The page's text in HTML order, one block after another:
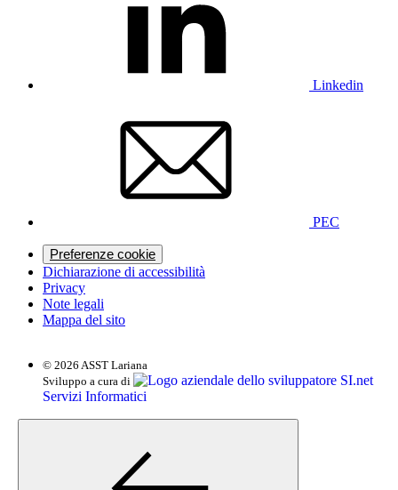
Linkedin
PEC
Preferenze cookie
Dichiarazione di accessibilità
Privacy
Note legali
Mappa del sito
© 2026 ASST Lariana
Sviluppo a cura di
SI.net
Servizi Informatici